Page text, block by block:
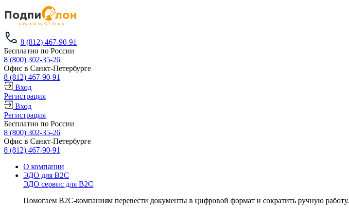
8 (812) 467-90-91
Бесплатно по России
8 (800) 302-35-26
Офис в Санкт-Петербурге
8 (812) 467-90-91
Вход
Регистрация
Вход
Регистрация
Бесплатно по России
8 (800) 302-35-26
Офис в Санкт-Петербурге
8 (812) 467-90-91
О компании
ЭДО для B2C
ЭДО сервис для B2C
Помогаем B2C-компаниям перевести документы в цифровой формат и сократить ручную работу.